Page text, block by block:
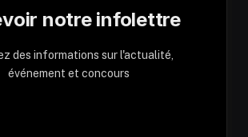
notre infolettre
des informations sur l'actualité,
événement et concours